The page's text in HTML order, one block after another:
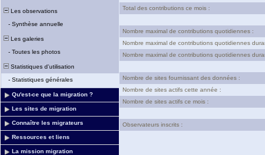
Les observations
- Synthèse annuelle
Les galeries
- Toutes les photos
Statistiques d'utilisation
- Statistiques générales
Qu'est-ce que la migration ?
Les sites de migration
Connaître les migrateurs
Ressources et liens
La mission migration
Total des contributions ce mois :
Nombre maximal de contributions quotidiennes :
Nombre maximal de contributions quotidiennes
Nombre maximal de contributions quotidiennes
Nombre de sites fournissant des données :
Nombre de sites actifs cette année :
Nombre de sites actifs ce mois :
Observateurs inscrits :